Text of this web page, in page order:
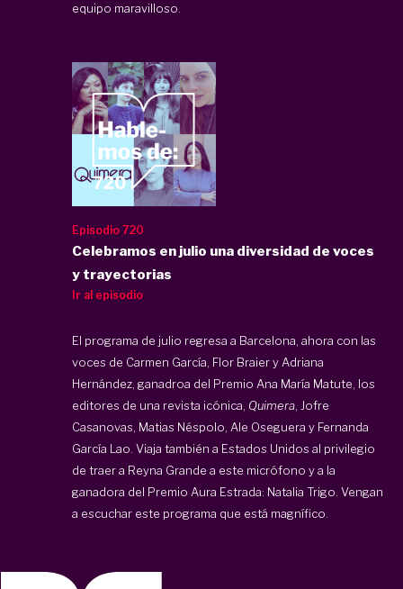
equipo maravilloso.
Episodio 720
Celebramos en julio una diversidad de voces
y trayectorias
Ir al episodio
El programa de julio regresa a Barcelona, ahora con las
voces de Carmen García, Flor Braier y Adriana
Hernández, ganadroa del Premio Ana María Matute, los
editores de una revista icónica, Quimera, Jofre
Casanovas, Matias Néspolo, Ale Oseguera y Fernanda
García Lao. Viaja también a Estados Unidos al privilegio
de traer a Reyna Grande a este micrófono y a la
ganadora del Premio Aura Estrada: Natalia Trigo. Vengan
a escuchar este programa que está magnífico.